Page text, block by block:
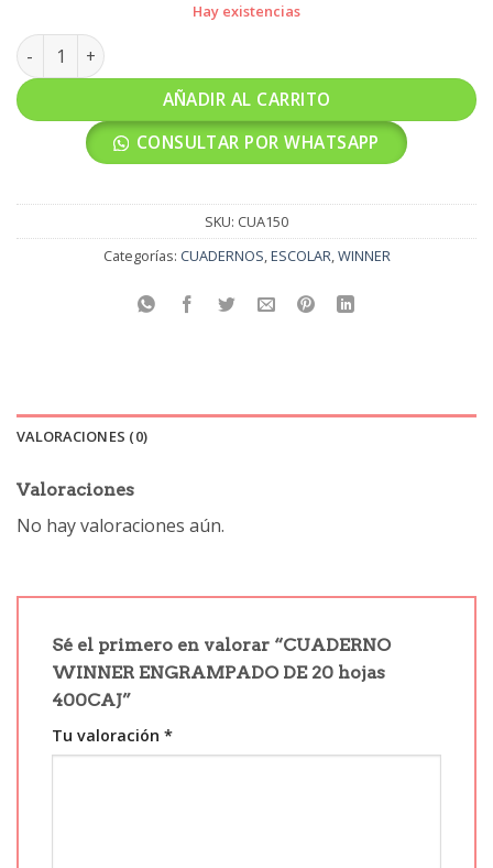
Hay existencias
CUADERNO WINNER ENGRAMPADO DE 20 hojas 400CAJ
AÑADIR AL CARRITO
CONSULTAR POR WHATSAPP
SKU: CUA150
Categorías: CUADERNOS,ESCOLAR,WINNER
VALORACIONES (0)
Valoraciones
No hay valoraciones aún.
Sé el primero en valorar “CUADERNO
WINNER ENGRAMPADO DE 20 hojas
400CAJ”
Tu valoración *